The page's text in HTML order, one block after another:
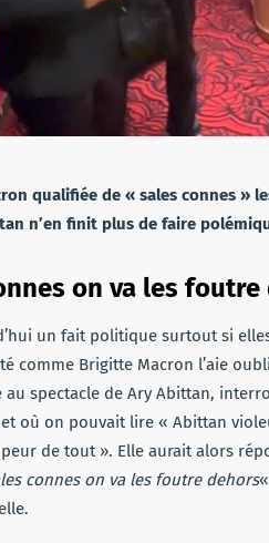
qualifiée de « sales connes »
n’en finit plus de faire
on va les
un fait politique surtout si
comme Brigitte Macron l’aie
spectacle de Ary Abittan,
où on pouvait lire « Abittan
de tout ». Elle aurait alors
connes on va les foutre dehors